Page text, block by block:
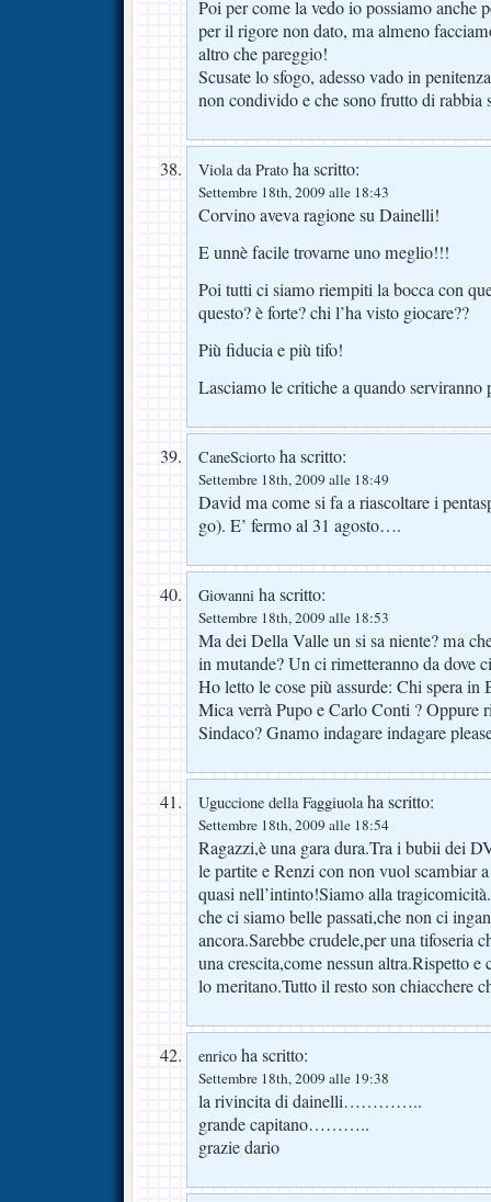
Poi per come la vedo io possiamo anche
per il rigore non dato, ma almeno
altro che pareggio!
Scusate lo sfogo, adesso vado in
non condivido e che sono frutto di rabbia
Viola da Prato ha scritto:
Settembre 18th, 2009 alle 18:43
Corvino aveva ragione su Dainelli!
E unnè facile trovarne uno meglio!!!
Poi tutti ci siamo riempiti la bocca con
questo? è forte? chi l’ha visto giocare??
Più fiducia e più tifo!
Lasciamo le critiche a quando serviranno
CaneSciorto ha scritto:
Settembre 18th, 2009 alle 18:49
David ma come si fa a riascoltare i
go). E’ fermo al 31 agosto….
Giovanni ha scritto:
Settembre 18th, 2009 alle 18:53
Ma dei Della Valle un si sa niente? ma
in mutande? Un ci rimetteranno da dove
Ho letto le cose più assurde: Chi spera
Mica verrà Pupo e Carlo Conti ? Oppure
Sindaco? Gnamo indagare indagare
Uguccione della Faggiuolaha scritto:
Settembre 18th, 2009 alle 18:54
Ragazzi,è una gara dura.Tra i bubii dei
le partite e Renzi con non vuol scambiar
quasi nell’intinto!Siamo alla
che ci siamo belle passati,che non ci
ancora.Sarebbe crudele,per una tifoseria
una crescita,come nessun altra.Rispetto
lo meritano.Tutto il resto son chiacchere
enrico ha scritto:
Settembre 18th, 2009 alle 19:38
la rivincita di dainelli…………..
grande capitano………..
grazie dario